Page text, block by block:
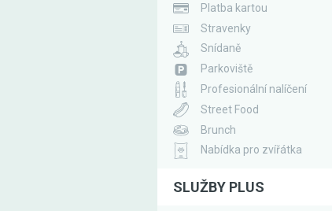
Platba kartou
Stravenky
Snídaně
Parkoviště
Profesionální nalíčení
Street Food
Brunch
Nabídka pro zvířátka
SLUŽBY PLUS